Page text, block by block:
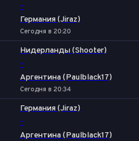
-
Германия (Jiraz)
Сегодня в 20:20
Нидерланды (Shooter)
-
Аргентина (Paulblack17)
Сегодня в 20:34
Германия (Jiraz)
-
Аргентина (Paulblack17)